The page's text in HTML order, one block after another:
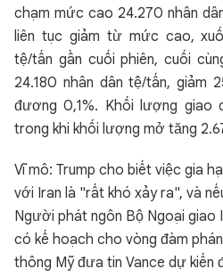
chạm mức cao 24.270 nhân
liên tục giảm từ mức cao,
tệ/tấn gần cuối phiên, cuối
24.180 nhân dân tệ/tấn, giảm
đương 0,1%. Khối lượng giao
trong khi khối lượng mở tăng
Vĩ mô: Trump cho biết việc gia
với Iran là "rất khó xảy ra", và
Người phát ngôn Bộ Ngoại giao
có kế hoạch cho vòng đàm
thông Mỹ đưa tin Vance dự kiến